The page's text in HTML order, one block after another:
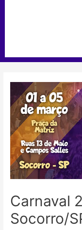
Carnaval
Socorro/